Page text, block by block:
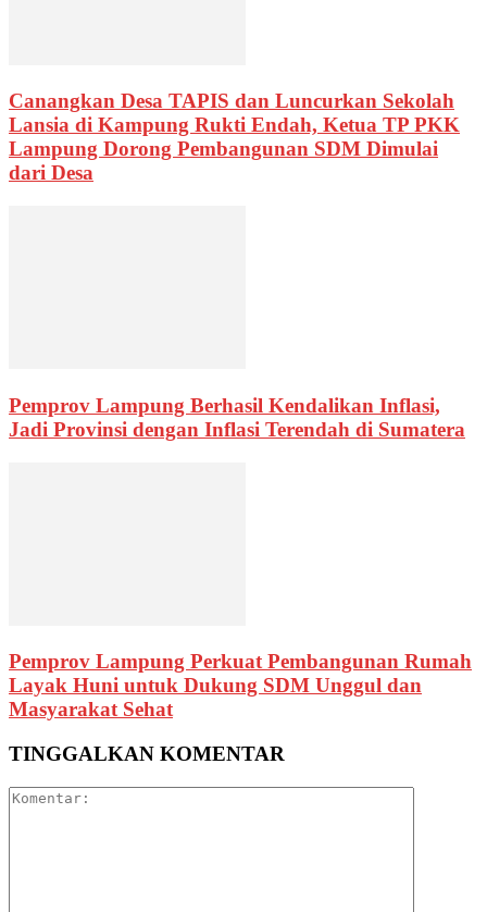
Canangkan Desa TAPIS dan Luncurkan Sekolah
Lansia di Kampung Rukti Endah, Ketua TP PKK
Lampung Dorong Pembangunan SDM Dimulai
dari Desa
Pemprov Lampung Berhasil Kendalikan Inflasi,
Jadi Provinsi dengan Inflasi Terendah di Sumatera
Pemprov Lampung Perkuat Pembangunan Rumah
Layak Huni untuk Dukung SDM Unggul dan
Masyarakat Sehat
TINGGALKAN KOMENTAR